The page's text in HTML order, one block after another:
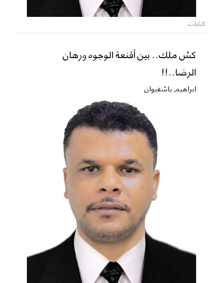
كتابات
كش ملك.. بين أقنعة الوجوه ورهان
الرضا..!!
ابراهيم باشغيوان